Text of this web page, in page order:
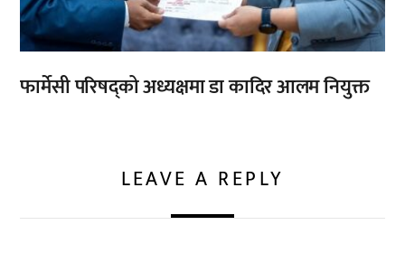
फार्मेसी परिषद्को अध्यक्षमा डा कादिर आलम नियुक्त
LEAVE A REPLY